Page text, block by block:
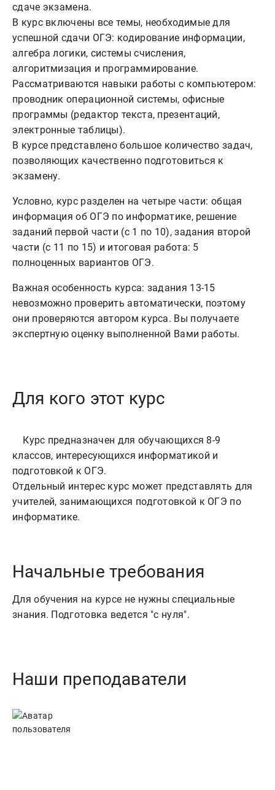
сдаче экзамена.
В курс включены все темы, необходимые для
успешной сдачи ОГЭ: кодирование информации,
алгебра логики, системы счисления,
алгоритмизация и программирование.
Рассматриваются навыки работы с компьютером:
проводник операционной системы, офисные
программы (редактор текста, презентаций,
электронные таблицы).
В курсе представлено большое количество задач,
позволяющих качественно подготовиться к
экзамену.
Условно, курс разделен на четыре части: общая
информация об ОГЭ по информатике, решение
заданий первой части (с 1 по 10), задания второй
части (с 11 по 15) и итоговая работа: 5
полноценных вариантов ОГЭ.
Важная особенность курса: задания 13-15
невозможно проверить автоматически, поэтому
они проверяются автором курса. Вы получаете
экспертную оценку выполненной Вами работы.
Для кого этот курс
классов, интересующихся информатикой и
подготовкой к ОГЭ.
Отдельный интерес курс может представлять для
учителей, занимающихся подготовкой к ОГЭ по
Начальные требования
Для обучения на курсе не нужны специальные
знания. Подготовка ведется "с нуля".
Наши преподаватели